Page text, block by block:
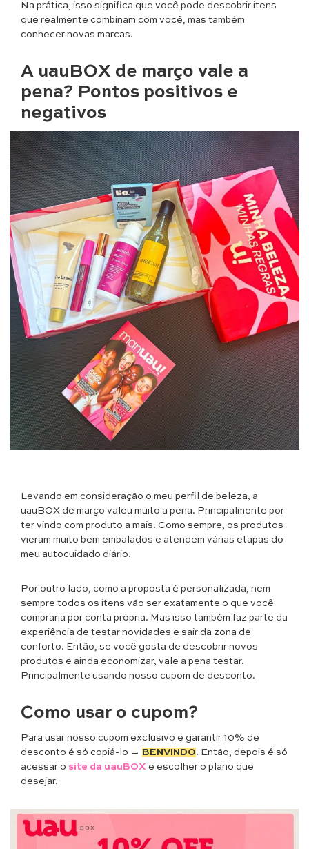
Na prática, isso significa que você pode descobrir itens
que realmente combinam com você, mas também
conhecer novas marcas.
A uauBOX de março vale a
pena? Pontos positivos e
negativos
Levando em consideração o meu perfil de beleza, a
uauBOX de março valeu muito a pena. Principalmente por
ter vindo com produto a mais. Como sempre, os produtos
vieram muito bem embalados e atendem várias etapas do
meu autocuidado diário.
Por outro lado, como a proposta é personalizada, nem
sempre todos os itens vão ser exatamente o que você
compraria por conta própria. Mas isso também faz parte da
experiência de testar novidades e sair da zona de
conforto. Então, se você gosta de descobrir novos
produtos e ainda economizar, vale a pena testar.
Principalmente usando nosso cupom de desconto.
Como usar o cupom?
Para usar nosso cupom exclusivo e garantir 10% de
desconto é só copiá-lo → BENVINDO. Então, depois é só
acessar o site da uauBOX e escolher o plano que
desejar.